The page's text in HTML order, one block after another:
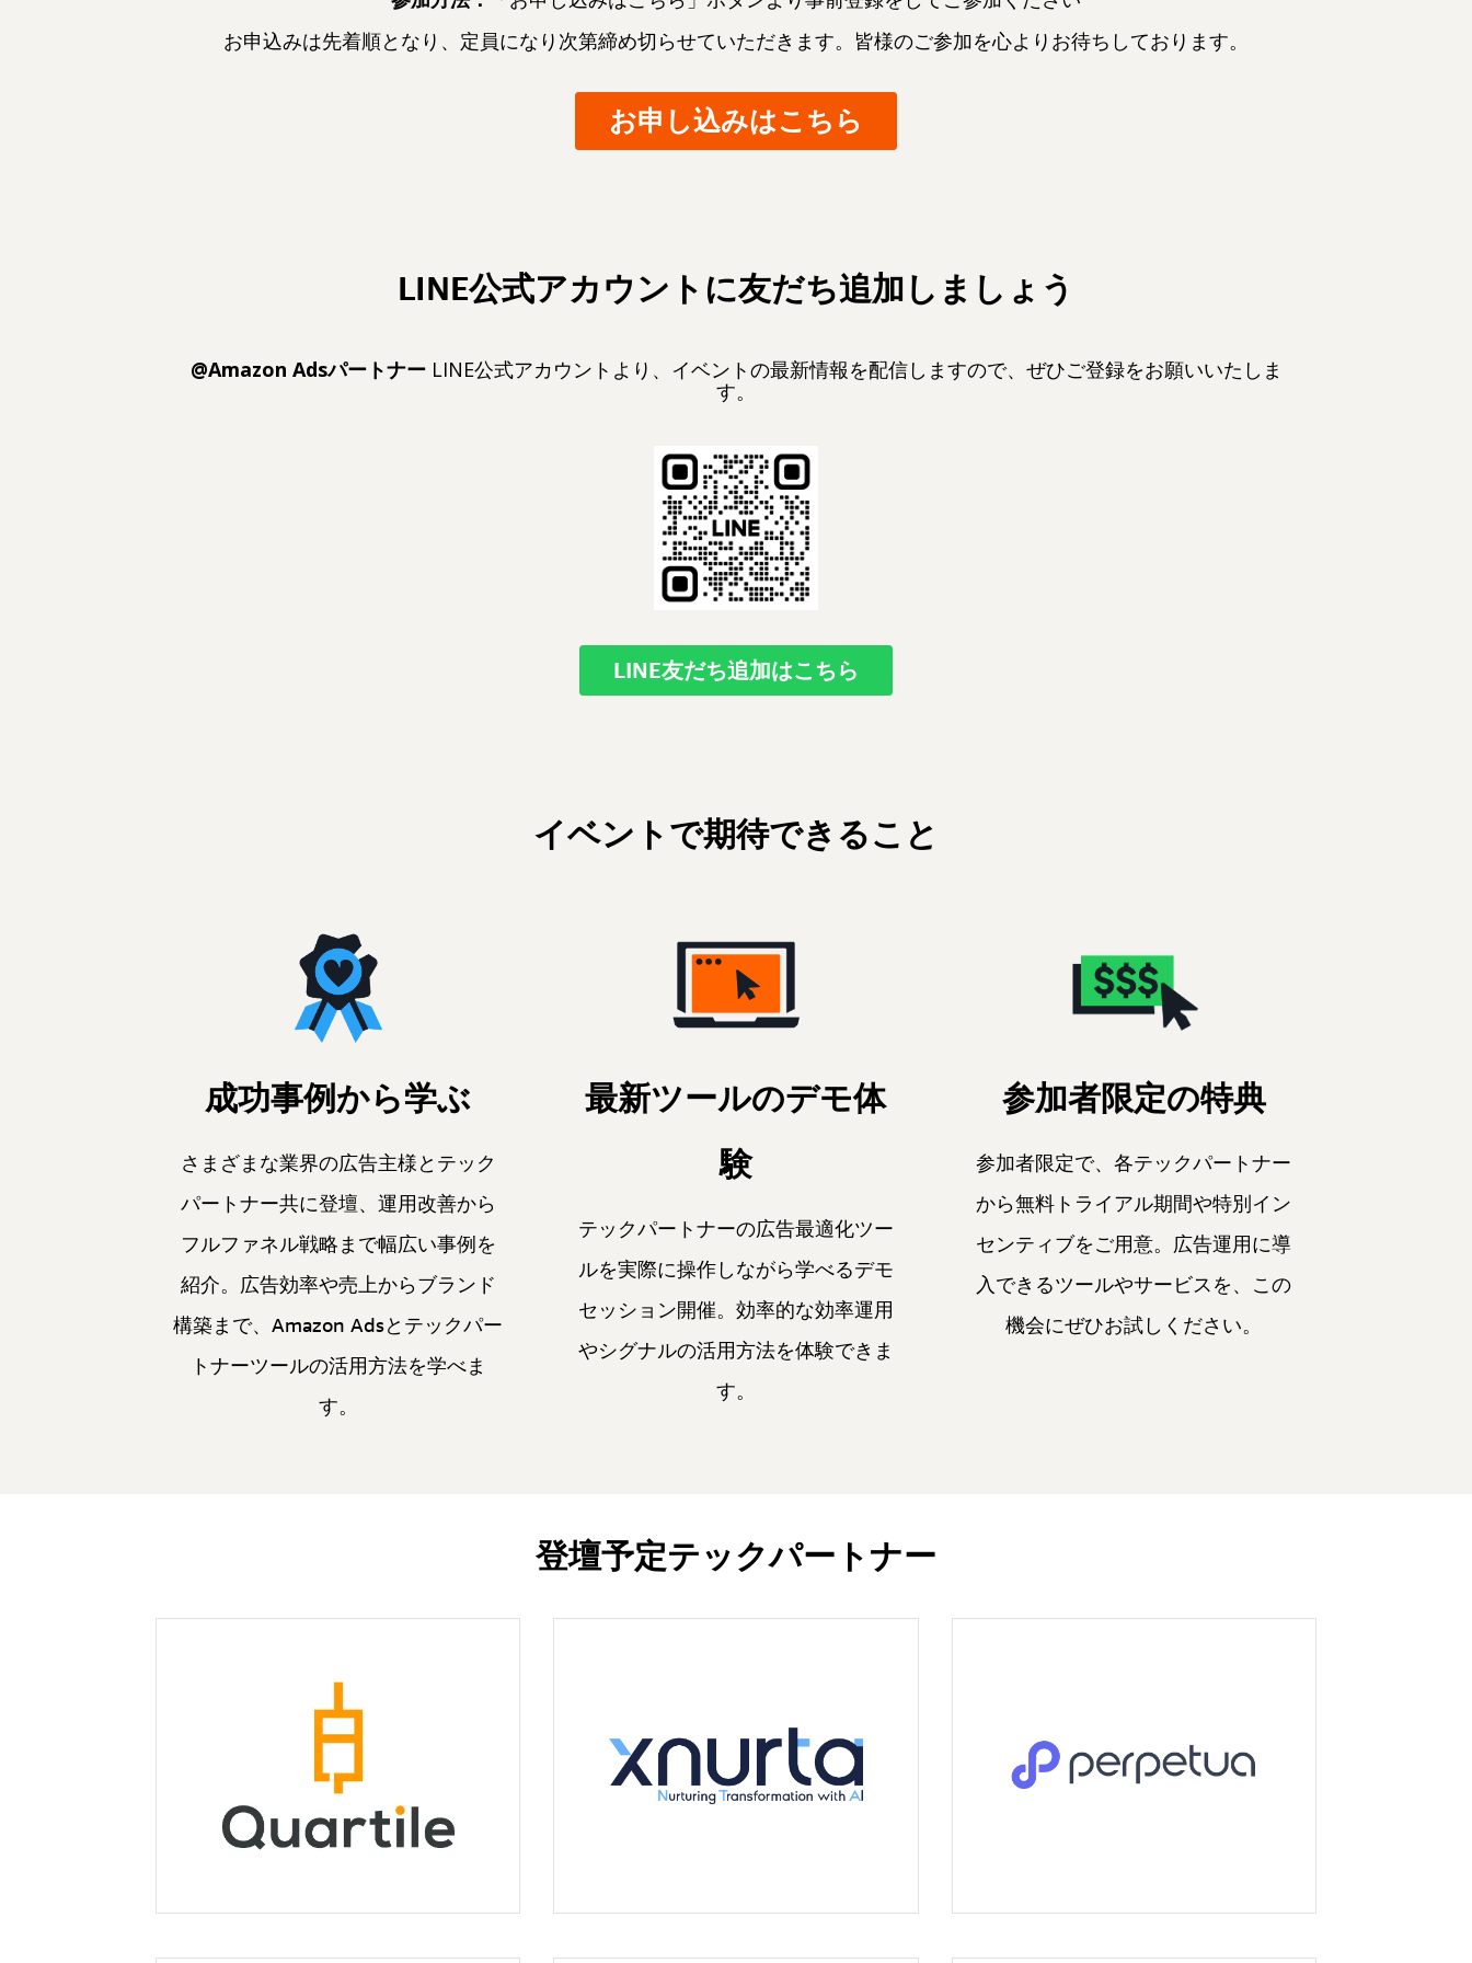
お申込みは先着順となり、定員になり次第締め切らせていただきます。 皆様のご参加を心よりお待ちしております。
お申し込みはこちら
LINE公式アカウントに友だち追加しましょう
@Amazon Adsパートナー LINE公式アカウントより、イベントの最新情報を配信しますので、ぜひご登録をお願いいたしま
す。
LINE友だち追加はこちら
イベントで期待できること
成功事例から学ぶ
さまざまな業界の広告主様とテック
パートナー共に登壇、運用改善から
フルファネル戦略まで幅広い事例を
紹介。広告効率や売上からブランド
構築まで、Amazon Adsとテックパー
トナーツールの活用方法を学べま
す。
最新ツールのデモ体
験
テックパートナーの広告最適化ツー
ルを実際に操作しながら学べるデモ
セッション開催。効率的な効率運用
やシグナルの活用方法を体験できま
す。
参加者限定の特典
参加者限定で、各テックパートナー
から無料トライアル期間や特別イン
センティブをご用意。広告運用に導
入できるツールやサービスを、この
機会にぜひお試しください。
登壇予定テックパートナー